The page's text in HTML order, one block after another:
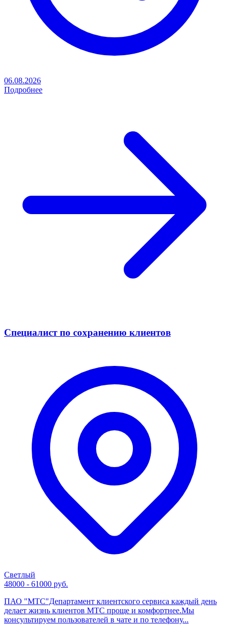
06.08.2026
Подробнее
Специалист по сохранению клиентов
Светлый
48000 - 61000 руб.
ПАО "МТС"Департамент клиентского сервиса каждый день
делает жизнь клиентов МТС проще и комфортнее.Мы
консультируем пользователей в чате и по телефону...